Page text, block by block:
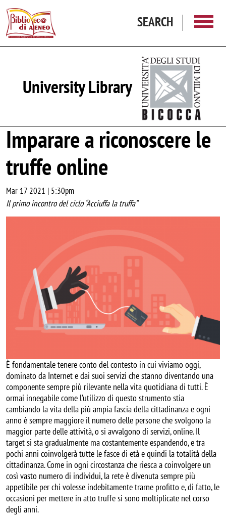
SEARCH
University Library
Imparare a riconoscere le
truffe online
Mar 17 2021 | 5:30pm
Il primo incontro del ciclo “Acciuffa la truffa”
È fondamentale tenere conto del contesto in cui viviamo oggi,
dominato da Internet e dai suoi servizi che stanno diventando una
componente sempre più rilevante nella vita quotidiana di tutti. È
ormai innegabile come l’utilizzo di questo strumento stia
cambiando la vita della più ampia fascia della cittadinanza e ogni
anno è sempre maggiore il numero delle persone che svolgono la
maggior parte delle attività, o si avvalgono di servizi, online. Il
target si sta gradualmente ma costantemente espandendo, e tra
pochi anni coinvolgerà tutte le fasce di età e quindi la totalità della
cittadinanza. Come in ogni circostanza che riesca a coinvolgere un
così vasto numero di individui, la rete è divenuta sempre più
appetibile per chi volesse indebitamente trarne profitto e, di fatto, le
occasioni per mettere in atto truffe si sono moltiplicate nel corso
degli anni.